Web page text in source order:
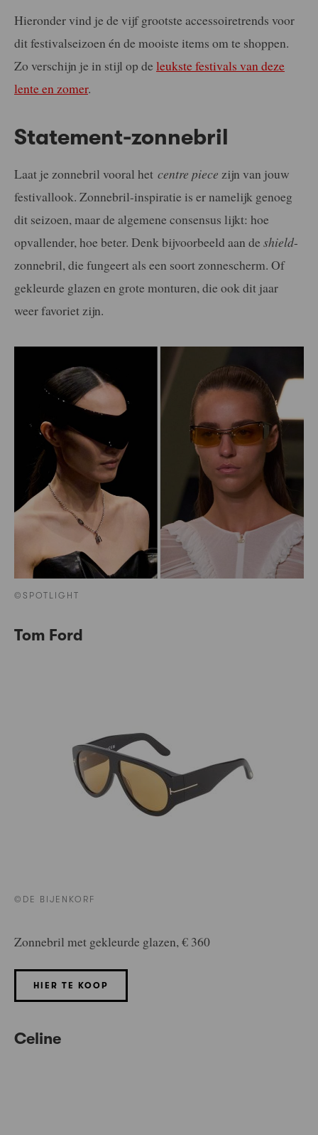
Hieronder vind je de vijf grootste accessoiretrends voor
dit festivalseizoen én de mooiste items om te shoppen.
Zo verschijn je in stijl op de leukste festivals van deze
lente en zomer.
Statement-zonnebril
Laat je zonnebril vooral het centre piece zijn van jouw
festivallook. Zonnebril-inspiratie is er namelijk genoeg
dit seizoen, maar de algemene consensus lijkt: hoe
opvallender, hoe beter. Denk bijvoorbeeld aan de shield-
zonnebril, die fungeert als een soort zonnescherm. Of
gekleurde glazen en grote monturen, die ook dit jaar
weer favoriet zijn.
©SPOTLIGHT
Tom Ford
©DE BIJENKORF
Zonnebril met gekleurde glazen, € 360
HIER TE KOOP
Celine